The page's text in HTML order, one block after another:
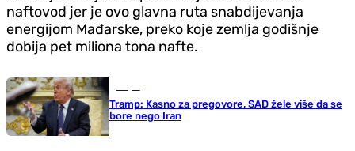
naftovod jer je ovo glavna ruta snabdijevanja
energijom Mađarske, preko koje zemlja godišnje
dobija pet miliona tona nafte.
Tramp: Kasno za pregovore, SAD žele više da se
bore nego Iran